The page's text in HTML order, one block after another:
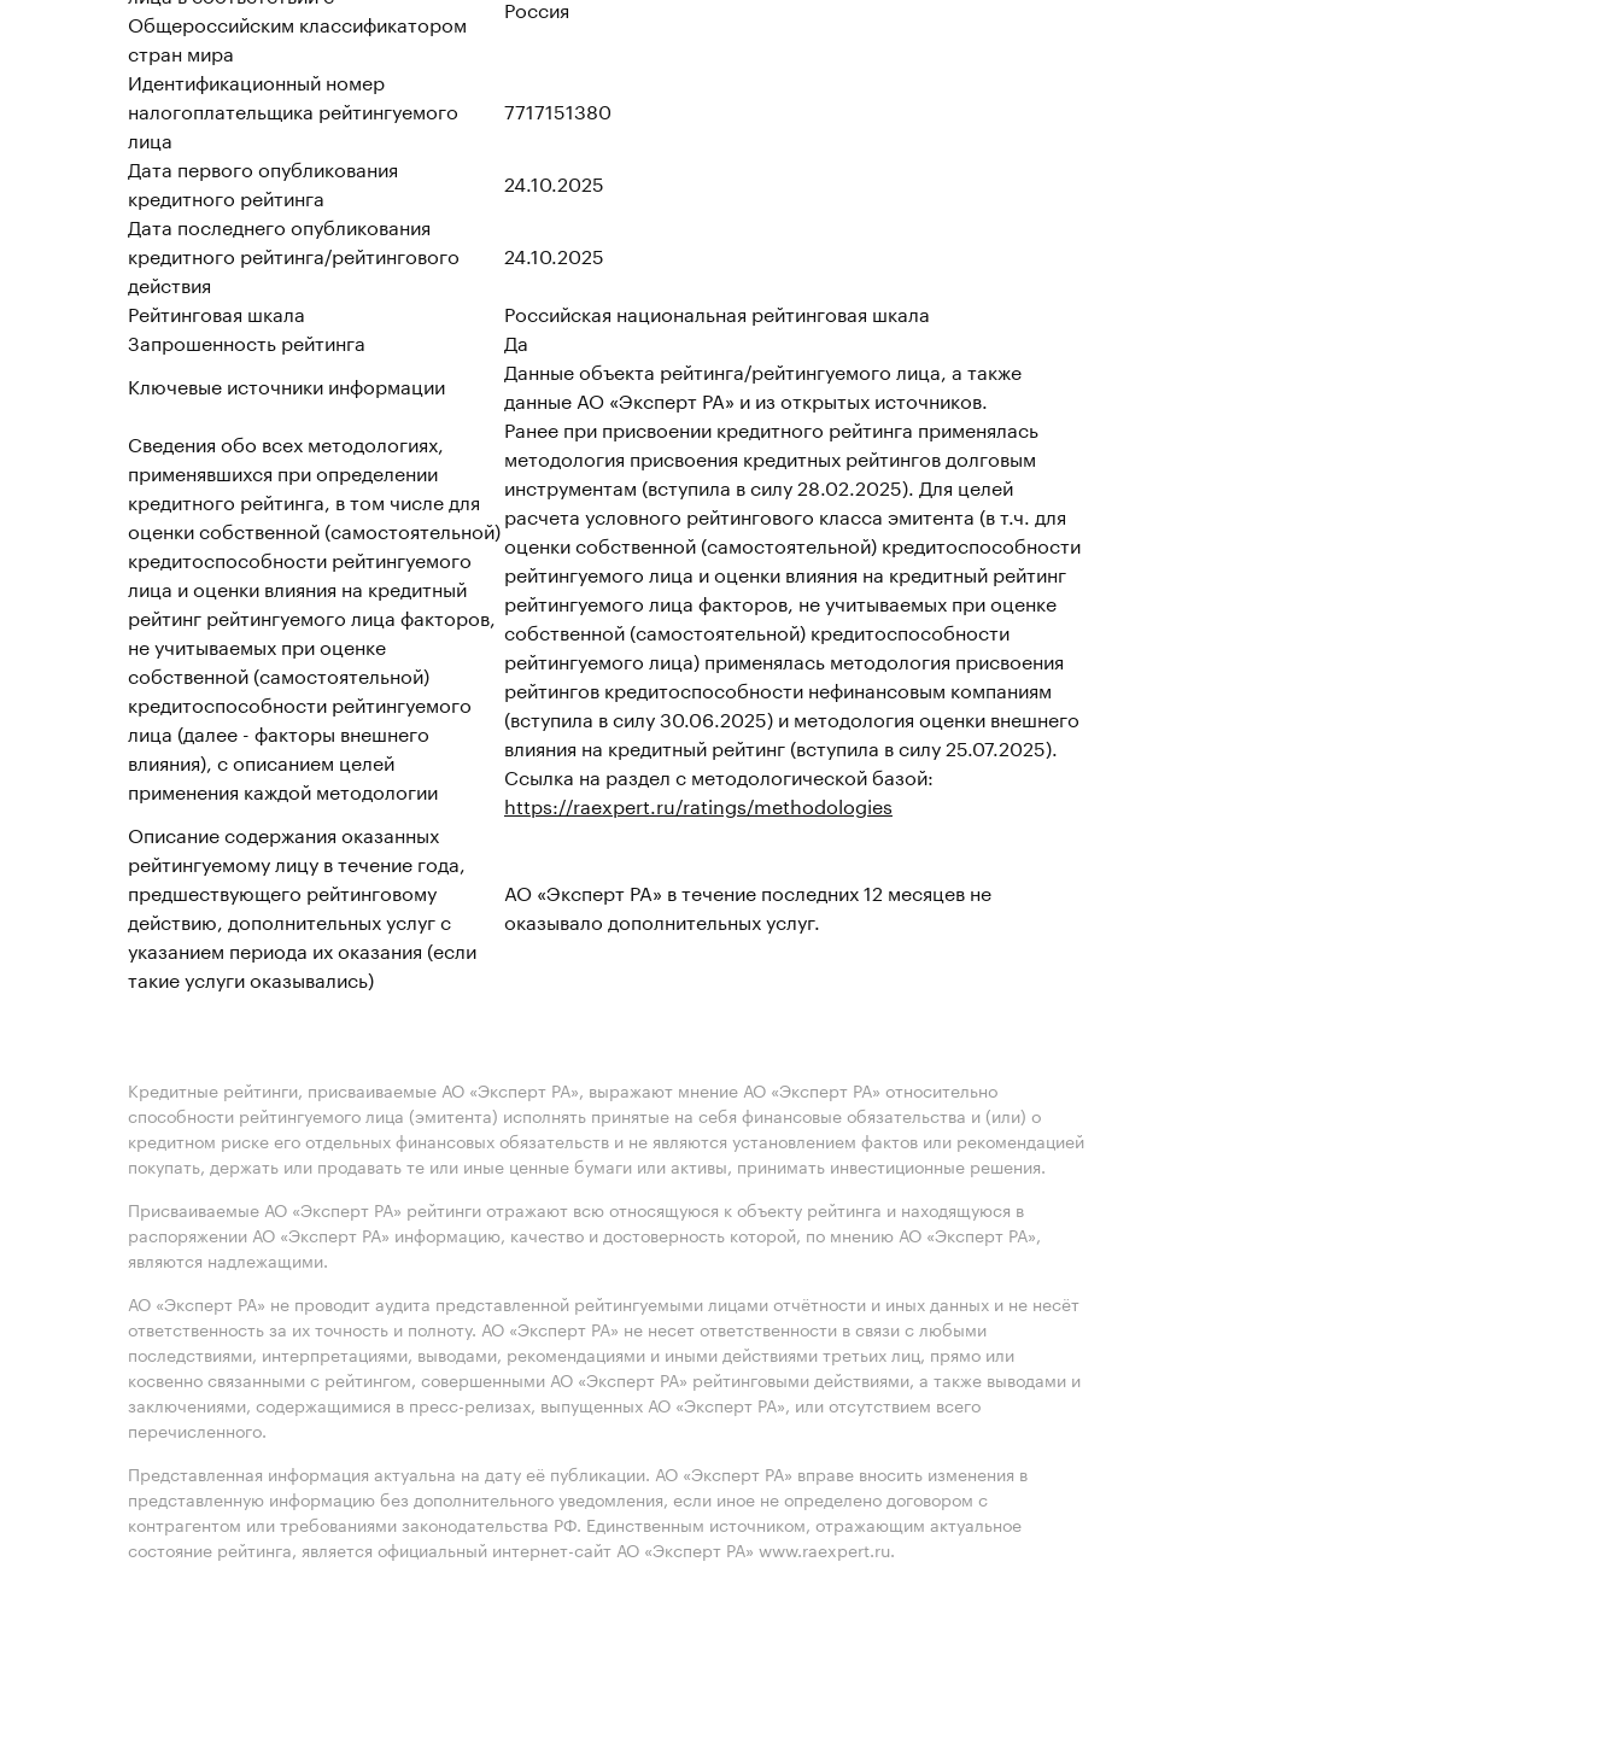
Общероссийским классификатором
стран мира
Россия
Идентификационный номер
налогоплательщика рейтингуемого
лица
7717151380
Дата первого опубликования
кредитного рейтинга
24.10.2025
Дата последнего опубликования
кредитного рейтинга/рейтингового
действия
24.10.2025
Рейтинговая шкала
Российская национальная рейтинговая шкала
Запрошенность рейтинга
Да
Ключевые источники информации
Данные объекта рейтинга/рейтингуемого лица, а также
данные АО «Эксперт РА» и из открытых источников.
Сведения обо всех методологиях,
применявшихся при определении
кредитного рейтинга, в том числе для
оценки собственной (самостоятельной)
кредитоспособности рейтингуемого
лица и оценки влияния на кредитный
рейтинг рейтингуемого лица факторов,
не учитываемых при оценке
собственной (самостоятельной)
кредитоспособности рейтингуемого
лица (далее - факторы внешнего
влияния), с описанием целей
применения каждой методологии
Ранее при присвоении кредитного рейтинга применялась
методология присвоения кредитных рейтингов долговым
инструментам (вступила в силу 28.02.2025). Для целей
расчета условного рейтингового класса эмитента (в т.ч. для
оценки собственной (самостоятельной) кредитоспособности
рейтингуемого лица и оценки влияния на кредитный рейтинг
рейтингуемого лица факторов, не учитываемых при оценке
собственной (самостоятельной) кредитоспособности
рейтингуемого лица) применялась методология присвоения
рейтингов кредитоспособности нефинансовым компаниям
(вступила в силу 30.06.2025) и методология оценки внешнего
влияния на кредитный рейтинг (вступила в силу 25.07.2025).
Ссылка на раздел с методологической базой:
https://raexpert.ru/ratings/methodologies
Описание содержания оказанных
рейтингуемому лицу в течение года,
предшествующего рейтинговому
действию, дополнительных услуг с
указанием периода их оказания (если
такие услуги оказывались)
АО «Эксперт РА» в течение последних 12 месяцев не
оказывало дополнительных услуг.
Кредитные рейтинги, присваиваемые АО «Эксперт РА», выражают мнение АО «Эксперт РА» относительно
способности рейтингуемого лица (эмитента) исполнять принятые на себя финансовые обязательства и (или) о
кредитном риске его отдельных финансовых обязательств и не являются установлением фактов или рекомендацией
покупать, держать или продавать те или иные ценные бумаги или активы, принимать инвестиционные решения.
Присваиваемые АО «Эксперт РА» рейтинги отражают всю относящуюся к объекту рейтинга и находящуюся в
распоряжении АО «Эксперт РА» информацию, качество и достоверность которой, по мнению АО «Эксперт РА»,
являются надлежащими.
АО «Эксперт РА» не проводит аудита представленной рейтингуемыми лицами отчётности и иных данных и не несёт
ответственность за их точность и полноту. АО «Эксперт РА» не несет ответственности в связи с любыми
последствиями, интерпретациями, выводами, рекомендациями и иными действиями третьих лиц, прямо или
косвенно связанными с рейтингом, совершенными АО «Эксперт РА» рейтинговыми действиями, а также выводами и
заключениями, содержащимися в пресс-релизах, выпущенных АО «Эксперт РА», или отсутствием всего
перечисленного.
Представленная информация актуальна на дату её публикации. АО «Эксперт РА» вправе вносить изменения в
представленную информацию без дополнительного уведомления, если иное не определено договором с
контрагентом или требованиями законодательства РФ. Единственным источником, отражающим актуальное
состояние рейтинга, является официальный интернет-сайт АО «Эксперт РА» www.raexpert.ru.